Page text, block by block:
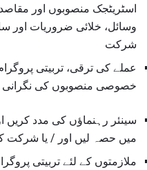
اسٹریٹجک منصوبوں اور
وسائل، خلائی ضروریات اور
شرکت
عملے کی ترقی، تربیتی
خصوصی منصوبوں کی نگرانی
سینئر رہنماؤں کی مدد کریں
میں حصہ لیں اور / یا شرکت
ملازمتوں کے لئے تربیتی